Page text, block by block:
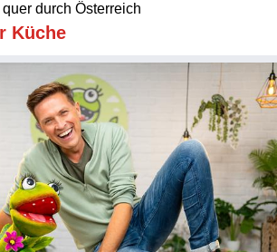
durch Österreich
Küche